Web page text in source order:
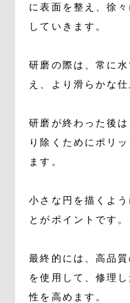
に表面を整え、徐
していきます。
研磨の際は、常に
え、より滑らかな
研磨が終わった後
り除くためにポリ
ます。
小さな円を描くよ
とがポイントです。
最終的には、高品
を使用して、修理
性を高めます。